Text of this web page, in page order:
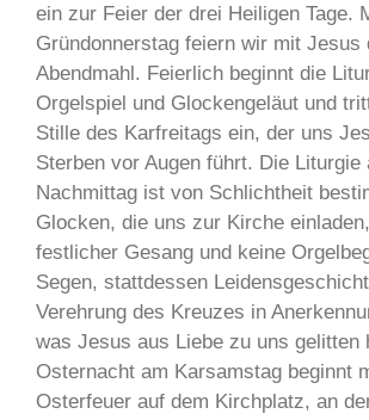
ein zur Feier der drei Heiligen Tage.
Gründonnerstag feiern wir mit Jesus
Abendmahl. Feierlich beginnt die
Orgelspiel und Glockengeläut und
Stille des Karfreitags ein, der uns
Sterben vor Augen führt. Die Liturgie
Nachmittag ist von Schlichtheit
Glocken, die uns zur Kirche
festlicher Gesang und keine
Segen, stattdessen
Verehrung des Kreuzes in
was Jesus aus Liebe zu uns gelitten
Osternacht am Karsamstag beginnt
Osterfeuer auf dem Kirchplatz, an